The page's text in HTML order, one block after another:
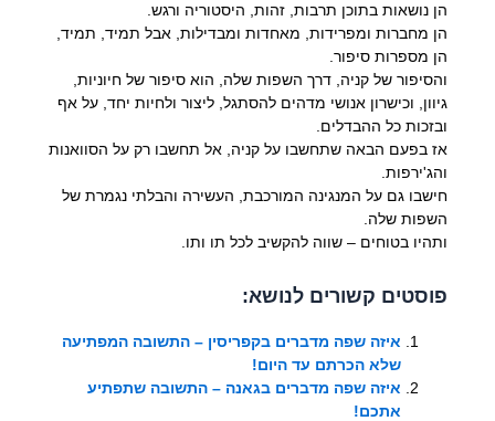
הן נושאות בתוכן תרבות, זהות, היסטוריה ורגש.
הן מחברות ומפרידות, מאחדות ומבדילות, אבל תמיד, תמיד,
הן מספרות סיפור.
והסיפור של קניה, דרך השפות שלה, הוא סיפור של חיוניות,
גיוון, וכישרון אנושי מדהים להסתגל, ליצור ולחיות יחד, על אף
ובזכות כל ההבדלים.
אז בפעם הבאה שתחשבו על קניה, אל תחשבו רק על הסוואנות
והג'ירפות.
חישבו גם על המנגינה המורכבת, העשירה והבלתי נגמרת של
השפות שלה.
ותהיו בטוחים – שווה להקשיב לכל תו ותו.
פוסטים קשורים לנושא:
איזה שפה מדברים בקפריסין – התשובה המפתיעה
שלא הכרתם עד היום!
איזה שפה מדברים בגאנה – התשובה שתפתיע
אתכם!